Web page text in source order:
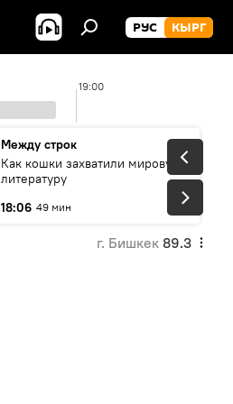
РУС КЫРГ
19:00
Между строк
Как кошки захватили мировую
литературу
18:06 49 мин
г. Бишкек 89.3